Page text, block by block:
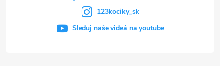
123kociky_sk
Sleduj naše videá na youtube